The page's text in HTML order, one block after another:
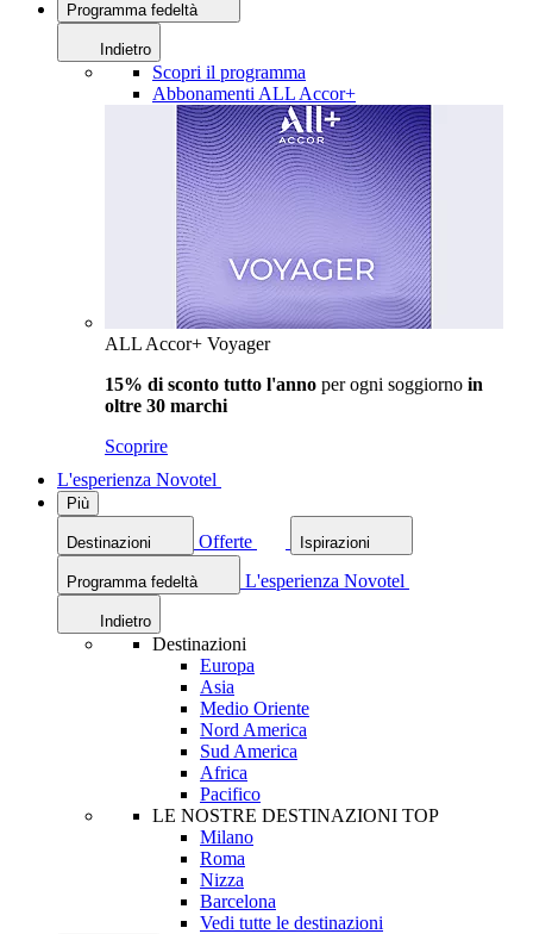
Programma fedeltà
Indietro
Scopri il programma
Abbonamenti ALL Accor+
ALL Accor+ Voyager
15% di sconto tutto l'anno per ogni soggiorno in
oltre 30 marchi
Scoprire
L'esperienza Novotel
Più
Destinazioni Offerte Ispirazioni
Programma fedeltà L'esperienza Novotel
Indietro
Destinazioni
Europa
Asia
Medio Oriente
Nord America
Sud America
Africa
Pacifico
LE NOSTRE DESTINAZIONI TOP
Milano
Roma
Nizza
Barcelona
Vedi tutte le destinazioni